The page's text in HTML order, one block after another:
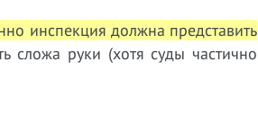
инспекция должна представить
сложа руки (хотя суды частично